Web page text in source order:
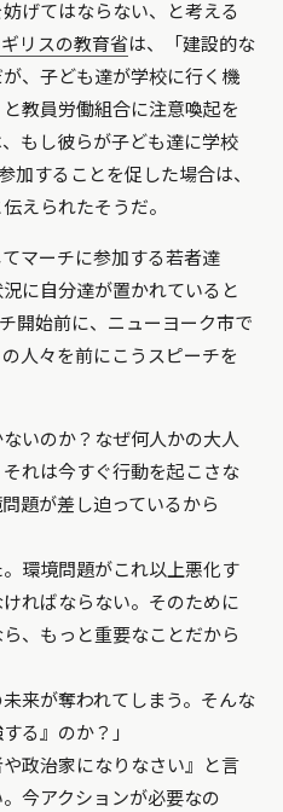
げてはならない、と考える
リスの教育省は、「建設的な
、子ども達が学校に行く機
教員労働組合に注意喚起を
もし彼らが子ども達に学校
加することを促した場合は、
えられたそうだ。
マーチに参加する若者達
に自分達が置かれていると
開始前に、ニューヨーク市で
人々を前にこうスピーチを
いのか？なぜ何人かの大人
れは今すぐ行動を起こさな
題が差し迫っているから
。環境問題がこれ以上悪化す
ればならない。そのために
、もっと重要なことだから
来が奪われてしまう。そんな
る』のか？」
や政治家になりなさい』と言
今アクションが必要なの